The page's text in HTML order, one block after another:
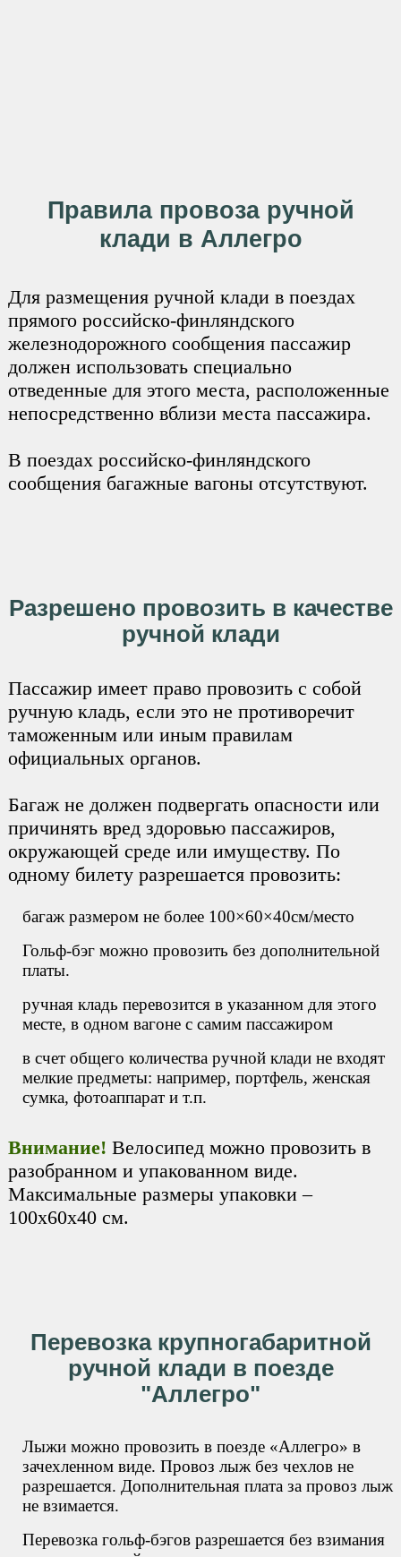
Правила провоза ручной
клади в Аллегро
Для размещения ручной клади в поездах
прямого российско-финляндского
железнодорожного сообщения пассажир
должен использовать специально
отведенные для этого места, расположенные
непосредственно вблизи места пассажира.
В поездах российско-финляндского
сообщения багажные вагоны отсутствуют.
Разрешено провозить в качестве
ручной клади
Пассажир имеет право провозить с собой
ручную кладь, если это не противоречит
таможенным или иным правилам
официальных органов.
Багаж не должен подвергать опасности или
причинять вред здоровью пассажиров,
окружающей среде или имуществу. По
одному билету разрешается провозить:
багаж размером не более 100×60×40см/место
Гольф-бэг можно провозить без дополнительной
платы.
ручная кладь перевозится в указанном для этого
месте, в одном вагоне с самим пассажиром
в счет общего количества ручной клади не входят
мелкие предметы: например, портфель, женская
сумка, фотоаппарат и т.п.
Внимание! Велосипед можно провозить в
разобранном и упакованном виде.
Максимальные размеры упаковки –
100х60х40 см.
Перевозка крупногабаритной
ручной клади в поезде
"Аллегро"
Лыжи можно провозить в поезде «Аллегро» в
зачехленном виде. Провоз лыж без чехлов не
разрешается. Дополнительная плата за провоз лыж
не взимается.
Перевозка гольф-бэгов разрешается без взимания